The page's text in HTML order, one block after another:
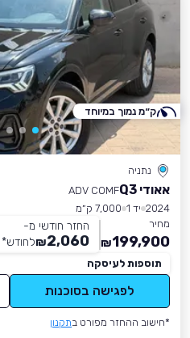
נתניה
אאודי Q3
ADV COMF
2024 יד 1
7,000 ק״מ
מחיר
199,900
₪
החזר חודשי מ-
2,060
₪לחודש*
תוספות לעיסקה
לפגישה בסוכנות
*חישוב ההחזר מפורט בתקנון
ק״מ נמוך במיוחד